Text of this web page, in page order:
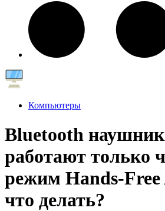
Компьютеры
Bluetooth
работают только
режим Hands-
что делать?